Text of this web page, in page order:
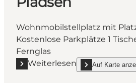
Wohnmobilstellplatz mit
Kostenlose Parkplätze 1
Fernglas
Weiterlesen
Mehr erfahren "AutoCamper
Auf Karte
show